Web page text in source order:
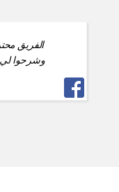
الفريق
وشرحوا لي